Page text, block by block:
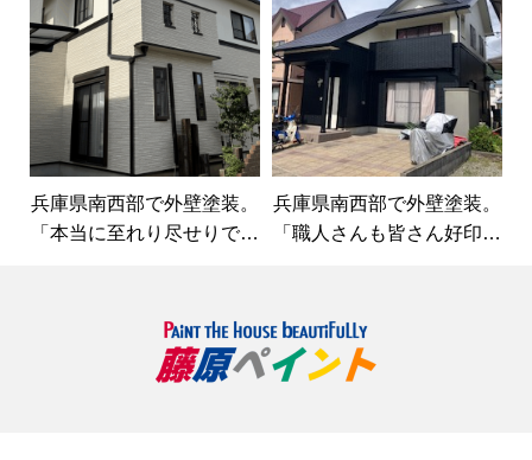
兵庫県南西部で外壁塗装。
「本当に至れり尽せりでし
兵庫県南西部で外壁塗装。
「職人さんも皆さん好印象